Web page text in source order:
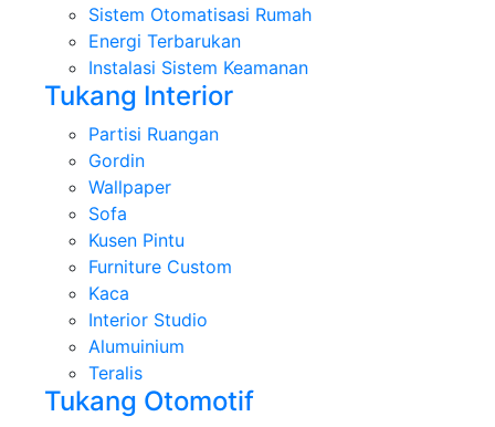
Sistem Otomatisasi Rumah
Energi Terbarukan
Instalasi Sistem Keamanan
Tukang Interior
Partisi Ruangan
Gordin
Wallpaper
Sofa
Kusen Pintu
Furniture Custom
Kaca
Interior Studio
Alumuinium
Teralis
Tukang Otomotif